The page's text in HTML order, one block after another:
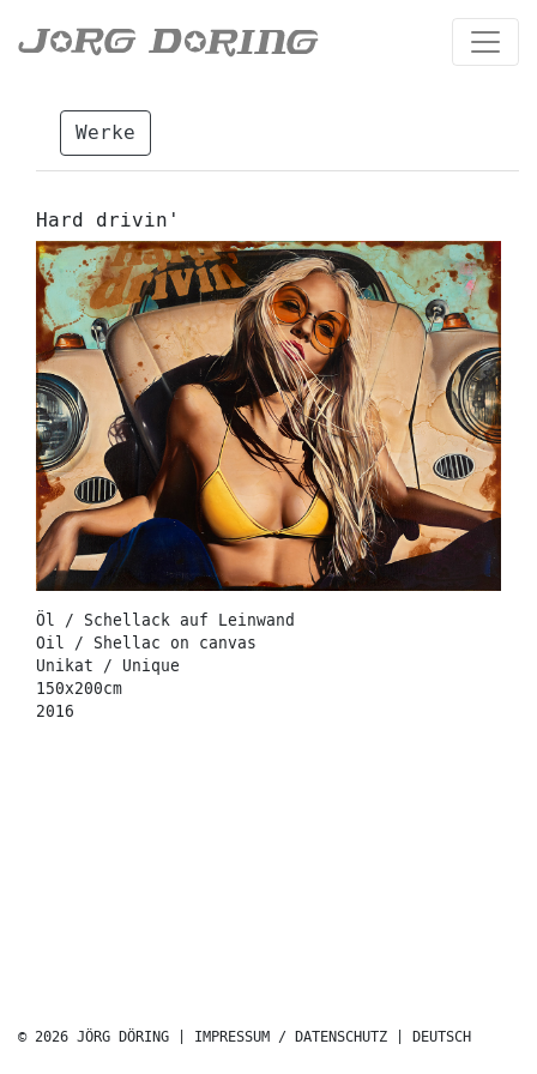
Werke
Hard drivin'
Öl / Schellack auf Leinwand
Oil / Shellac on canvas
Unikat / Unique
150x200cm
2016
© 2026 JÖRG DÖRING | IMPRESSUM / DATENSCHUTZ DEUTSCH